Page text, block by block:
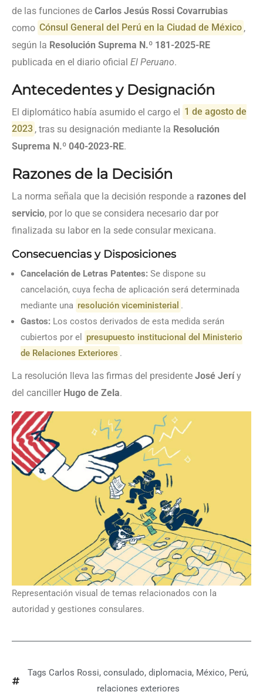
de las funciones de Carlos Jesús Rossi Covarrubias
como Cónsul General del Perú en la Ciudad de México ,
según la Resolución Suprema N.º 181-2025-RE
publicada en el diario oficial El Peruano.
Antecedentes y Designación
El diplomático había asumido el cargo el 1 de agosto de
2023 , tras su designación mediante la Resolución
Suprema N.º 040-2023-RE.
Razones de la Decisión
La norma señala que la decisión responde a razones del
servicio, por lo que se considera necesario dar por
finalizada su labor en la sede consular mexicana.
Consecuencias y Disposiciones
Cancelación de Letras Patentes: Se dispone su
cancelación, cuya fecha de aplicación será determinada
mediante una resolución viceministerial .
Gastos: Los costos derivados de esta medida serán
cubiertos por el
presupuesto institucional del Ministerio
de Relaciones Exteriores .
La resolución lleva las firmas del presidente José Jeríy
del canciller Hugo de Zela.
Representación visual de temas relacionados con la
autoridad y gestiones consulares.
Tags Carlos Rossi, consulado, diplomacia, México, Perú,
relaciones exteriores